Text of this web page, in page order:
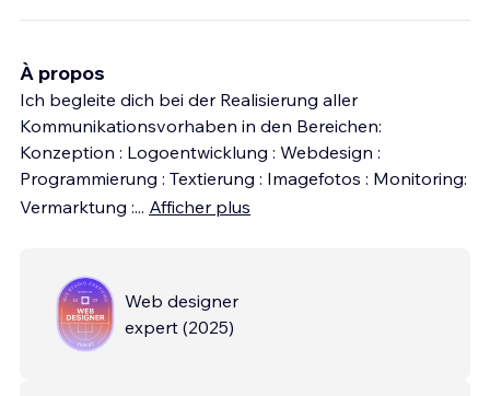
À propos
Ich begleite dich bei der Realisierung aller
Kommunikationsvorhaben in den Bereichen: ​​
Konzeption : Logoentwicklung : Webdesign :
Programmierung : Textierung : ​Imagefotos : Monitoring:
Vermarktung :... Afficher plus
Web designer
expert (2025)